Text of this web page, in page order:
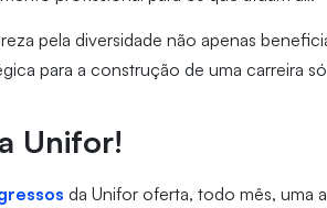
pela diversidade não apenas
para a construção de uma carreira
Unifor!
da Unifor oferta, todo mês, uma